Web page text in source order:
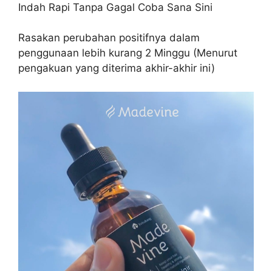
Indah Rapi Tanpa Gagal Coba Sana Sini
Rasakan perubahan positifnya dalam
penggunaan lebih kurang 2 Minggu (Menurut
pengakuan yang diterima akhir-akhir ini)